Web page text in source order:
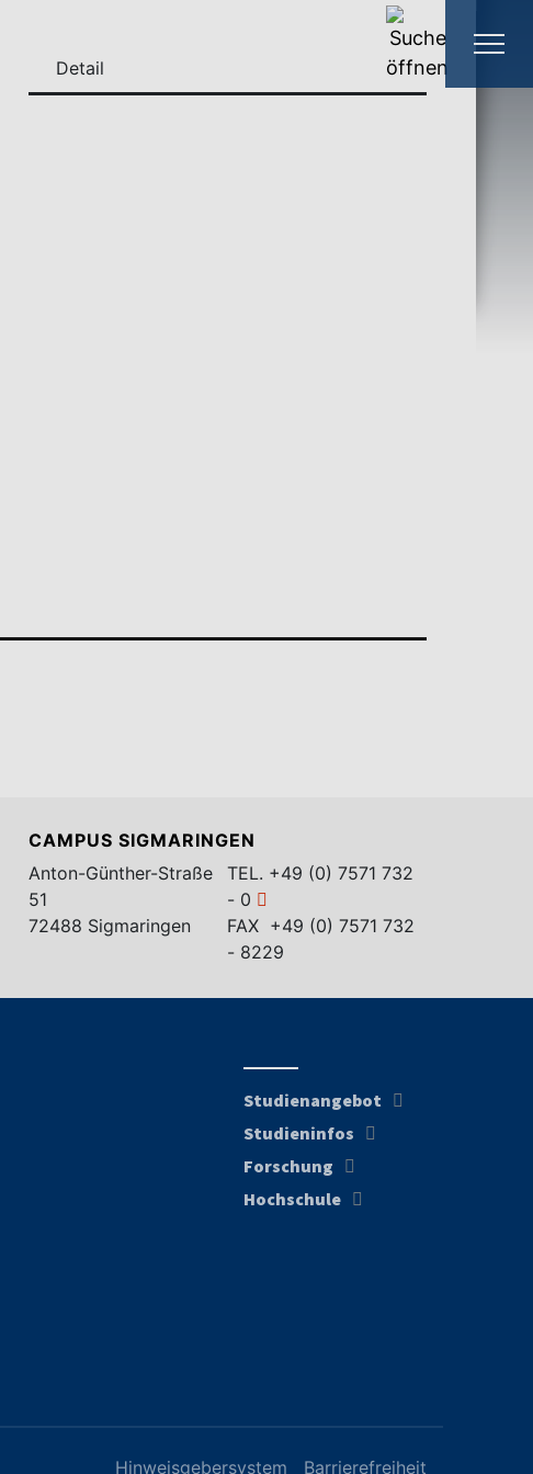
Detail
CAMPUS SIGMARINGEN
Anton-Günther-Straße
51
72488 Sigmaringen
TEL. +49 (0) 7571 732
- 0
FAX +49 (0) 7571 732
- 8229
Studienangebot
Studieninfos
Forschung
Hochschule
Hinweisgebersystem Barrierefreiheit